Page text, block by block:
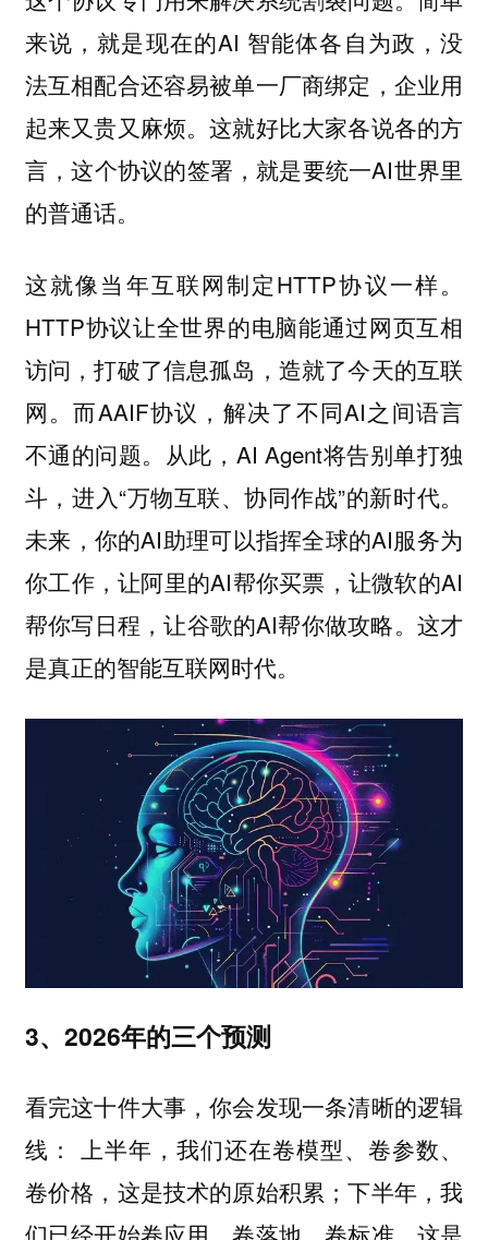
来说，就是现在的AI 智能体各自为政，没
法互相配合还容易被单一厂商绑定，企业用
起来又贵又麻烦。这就好比大家各说各的方
言，这个协议的签署，就是要统一AI世界里
的普通话。
这就像当年互联网制定HTTP协议一样。
HTTP协议让全世界的电脑能通过网页互相
访问，打破了信息孤岛，造就了今天的互联
网。而AAIF协议，解决了不同AI之间语言
不通的问题。从此，AI Agent将告别单打独
斗，进入“万物互联、协同作战”的新时代。
未来，你的AI助理可以指挥全球的AI服务为
你工作，让阿里的AI帮你买票，让微软的AI
帮你写日程，让谷歌的AI帮你做攻略。这才
是真正的智能互联网时代。
3、2026年的三个预测
看完这十件大事，你会发现一条清晰的逻辑
线： 上半年，我们还在卷模型、卷参数、
卷价格，这是技术的原始积累；下半年，我